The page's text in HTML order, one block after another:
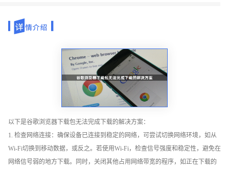
以下是谷歌浏览器下载包无法完成下载的解决方案：
1. 检查网络连接：确保设备已连接到稳定的网络，可尝试切换网络环境，如从
Wi-Fi切换到移动数据，或反之。若使用Wi-Fi，检查信号强度和稳定性，避免在
网络信号弱的地方下载。同时，关闭其他占用网络带宽的程序，如正在下载的